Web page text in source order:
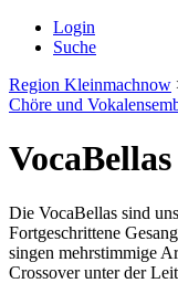
Login
Suche
Region Kleinmachnow
Chöre und
VocaBellas
Die VocaBellas sind
Fortgeschrittene
singen mehrstimmige
Crossover unter der